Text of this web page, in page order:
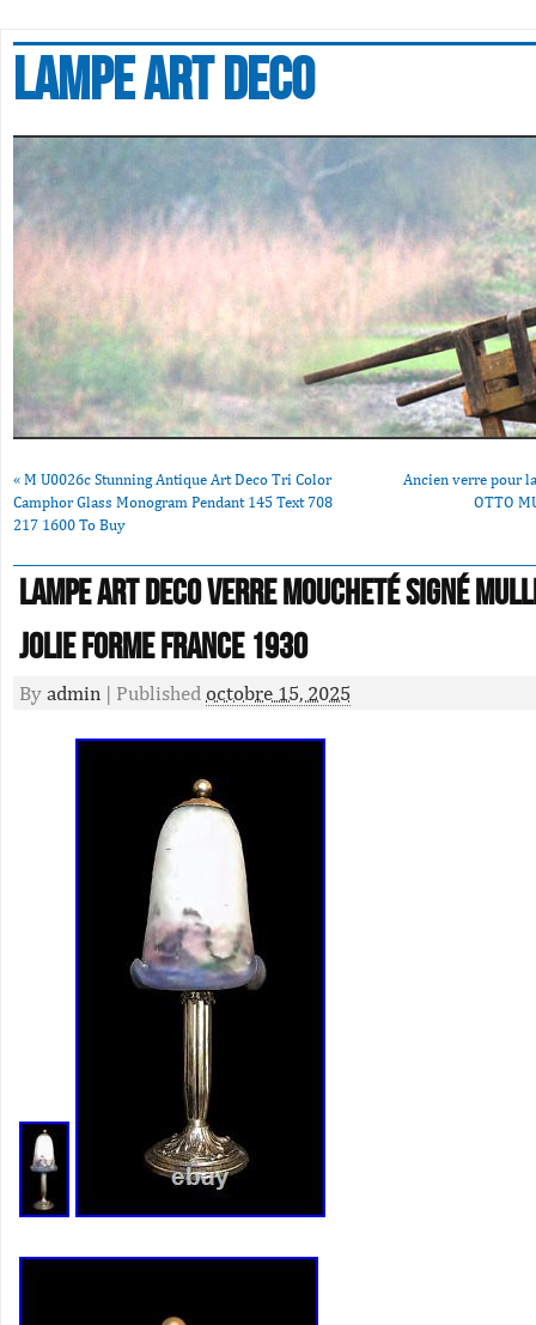
Lampe art deco
« M U0026c Stunning Antique Art Deco Tri Color
Camphor Glass Monogram Pendant 145 Text 708
217 1600 To Buy
Ancien verre pour
OTTO
Lampe Art Deco verre moucheté signé
jolie forme France 1930
By admin | Published octobre 15, 2025